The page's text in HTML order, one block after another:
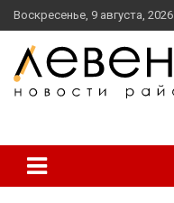
перейти
к
содержанию
Воскресенье, 9 августа, 2026